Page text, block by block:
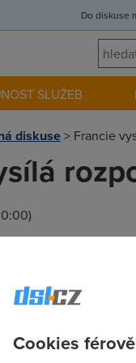
Do diskuse
SLUŽEB
diskuse> Francie
snaží, jen co
cokoli chcete) sama.
:< ...
Cookies